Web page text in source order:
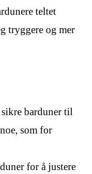
teltet
tryggere og mer
barduner til
som for
for å justere